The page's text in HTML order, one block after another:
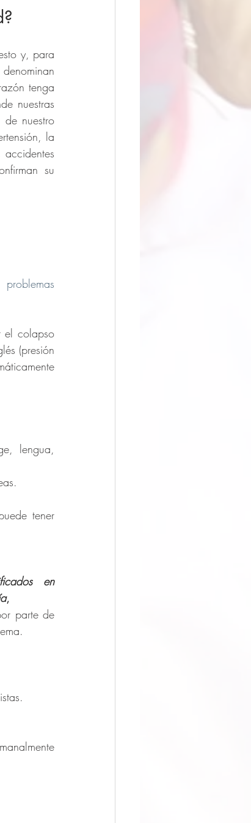
y, para
tenga
nuestras
nuestro
la
su
el colapso
(presión
lengua,
tener
en
,
parte de